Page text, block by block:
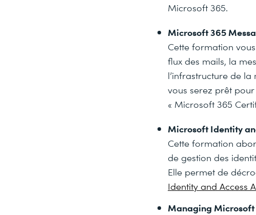
Microsoft 365.
Microsoft 365
Cette formation
flux des mails, la
l’infrastructure de
vous serez prêt
« Microsoft 365
Microsoft Identity
Cette formation
de gestion des
Elle permet de
Identity and Access
Managing Microsoft